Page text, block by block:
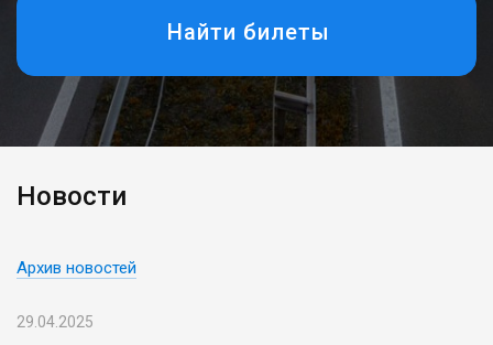
Найти билеты
Новости
Архив новостей
29.04.2025